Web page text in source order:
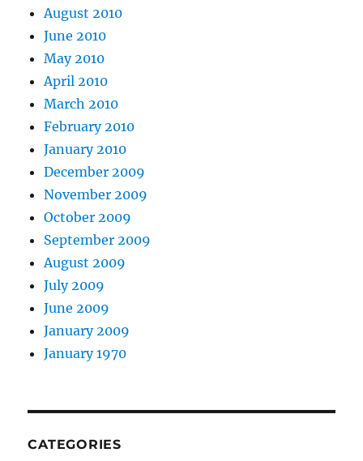
August 2010
June 2010
May 2010
April 2010
March 2010
February 2010
January 2010
December 2009
November 2009
October 2009
September 2009
August 2009
July 2009
June 2009
January 2009
January 1970
CATEGORIES